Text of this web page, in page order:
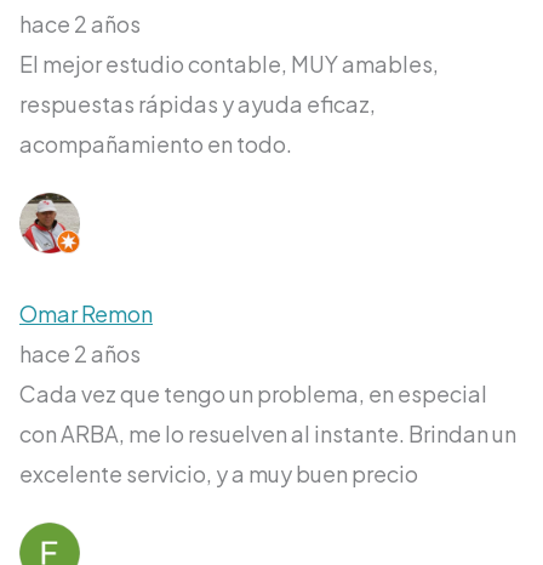
hace 2 años
El mejor estudio contable, MUY amables,
respuestas rápidas y ayuda eficaz,
acompañamiento en todo.
Omar Remon
hace 2 años
Cada vez que tengo un problema, en especial
con ARBA, me lo resuelven al instante. Brindan un
excelente servicio, y a muy buen precio